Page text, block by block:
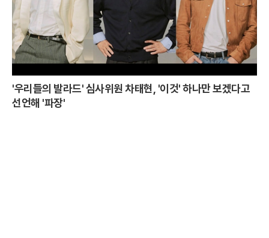
'우리들의 발라드' 심사위원 차태현, '이것' 하나만 보겠다고
선언해 '파장'